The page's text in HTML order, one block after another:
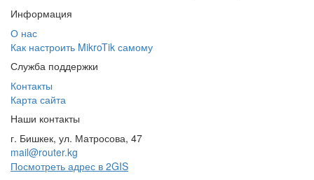
Информация
О нас
Как настроить MikroTik самому
Служба поддержки
Контакты
Карта сайта
Наши контакты
г. Бишкек, ул. Матросова, 47
mail@router.kg
Посмотреть адрес в 2GIS